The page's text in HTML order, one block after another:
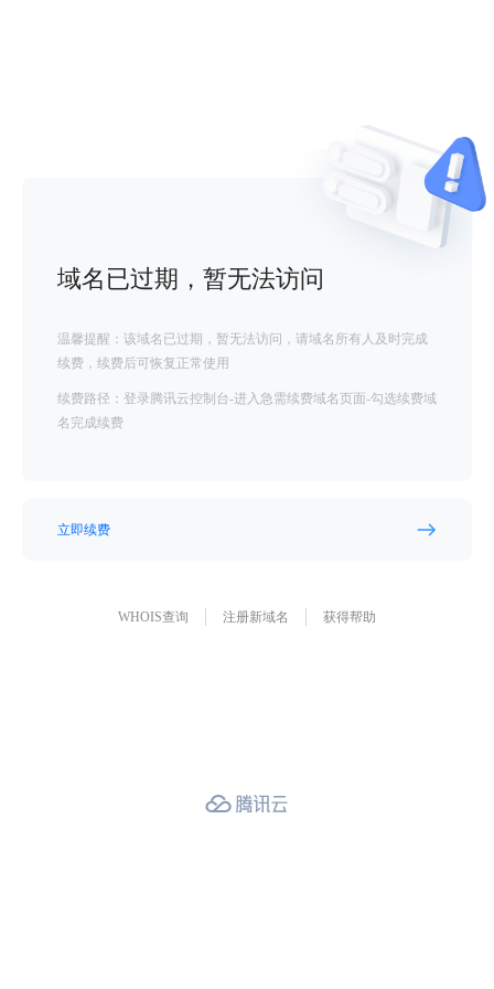
域名已过期，暂无法访问
温馨提醒：该域名已过期，暂无法访问，请域名所有人及时完成
续费，续费后可恢复正常使用
续费路径：登录腾讯云控制台-进入急需续费域名页面-勾选续费域
名完成续费
立即续费
WHOIS查询 注册新域名 获得帮助